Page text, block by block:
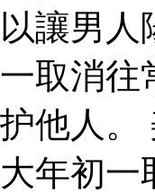
以讓男人
一取消往
护他人。
大年初一